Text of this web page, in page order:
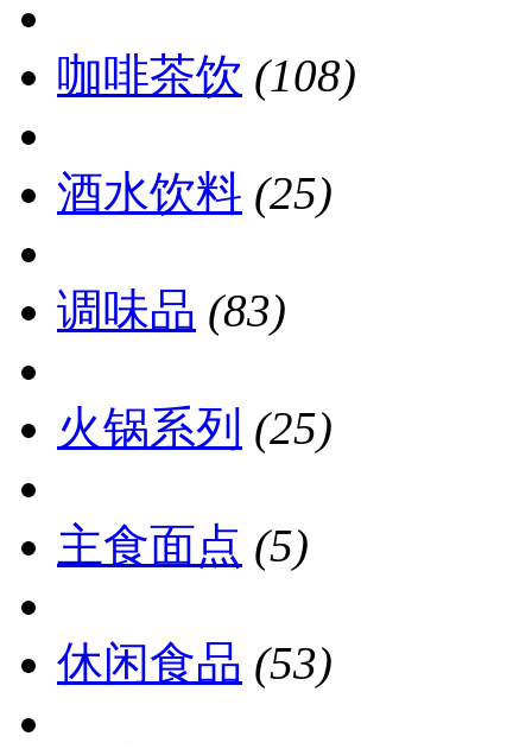
咖啡茶饮 (108)
酒水饮料 (25)
调味品 (83)
火锅系列 (25)
主食面点 (5)
休闲食品 (53)